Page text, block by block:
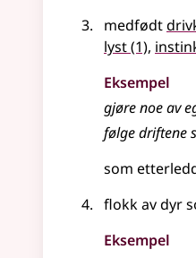
medfødt
lyst(1),
Eksempel
gjøre noe av
følgedriftene
som
flokk av dyr
Eksempel